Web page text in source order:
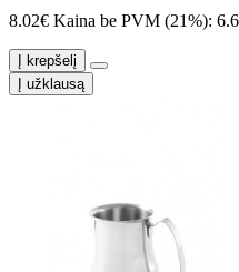
8.02€ Kaina be PVM (21%):
Į krepšelį
Į užklausą